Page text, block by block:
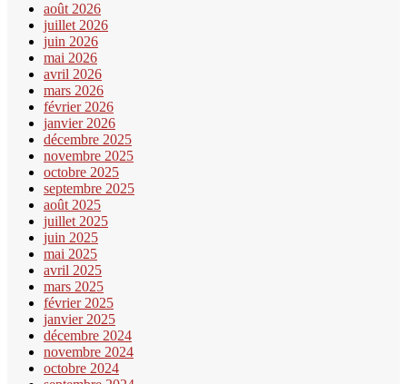
août 2026
juillet 2026
juin 2026
mai 2026
avril 2026
mars 2026
février 2026
janvier 2026
décembre 2025
novembre 2025
octobre 2025
septembre 2025
août 2025
juillet 2025
juin 2025
mai 2025
avril 2025
mars 2025
février 2025
janvier 2025
décembre 2024
novembre 2024
octobre 2024